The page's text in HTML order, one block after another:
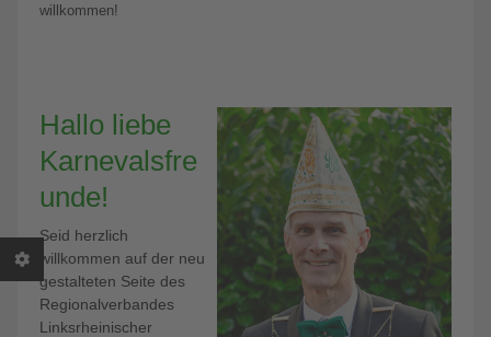
willkommen!
Hallo liebe
Karnevalsfre
unde!
Seid herzlich
willkommen auf der neu
gestalteten Seite des
Regionalverbandes
Linksrheinischer